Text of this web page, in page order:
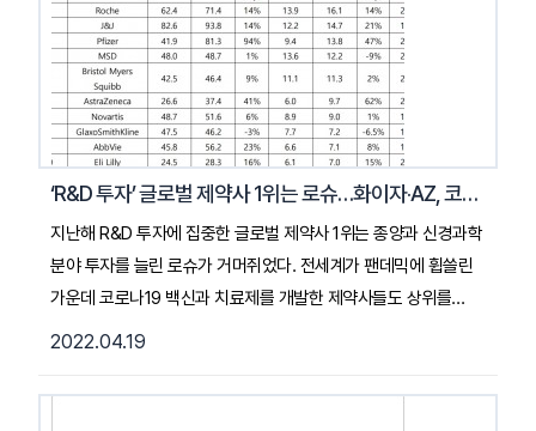
이같이 나타났다. 로슈(Roche)는 지난 2020년에 이어
2021년에도 제약 R&D에 가장 많은 비용을 지출했다. 특히 말기
(late-stage) 종양과 신경과학에 전년보다 R&D 투자금을 14%
늘렸다. ... 2022. 4. 19. 메디게이트뉴스기사 전문 보기 (클릭)
‘R&D 투자’ 글로벌 제약사 1위는 로슈…화이자‧AZ, 코로나19 혜택 ‘톡톡’
지난해 R&D 투자에 집중한 글로벌 제약사 1위는 종양과 신경과학
분야 투자를 늘린 로슈가 거머쥐었다. 전세계가 팬데믹에 휩쓸린
가운데 코로나19 백신과 치료제를 개발한 제약사들도 상위를
차지했다. 국가신약개발사업단은 제약바이오 분야 글로벌 미디어
기준으로 공개한 글로벌 제약사 상위 10개사 명단과 각사의
2022.04.19